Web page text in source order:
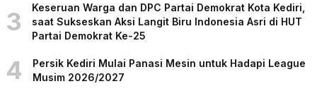
3
Keseruan Warga dan DPC Partai Demokrat Kota Kediri,
saat Sukseskan Aksi Langit Biru Indonesia Asri di HUT
Partai Demokrat Ke-25
4
Persik Kediri Mulai Panasi Mesin untuk Hadapi League
Musim 2026/2027